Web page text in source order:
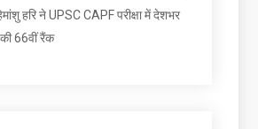
हरि ने UPSC CAPF परीक्षा में देशभर
66वीं रैंक